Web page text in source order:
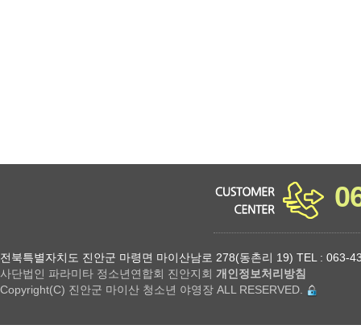
전북특별자치도 진안군 마령면 마이산남로 278(동촌리 19) TEL : 063-
사단법인 파라미타 정소년연합회 진안지회 개인정보처리방침
Copyright(C) 진안군 마이산 청소년 야영장 ALL RESERVED.